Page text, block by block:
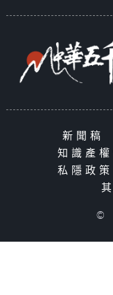
新聞稿
知識產
私隱政策
©